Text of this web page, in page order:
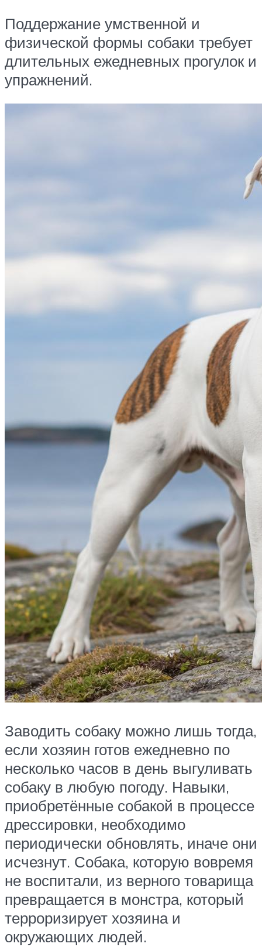
Поддержание умственной и
физической формы собаки требует
длительных ежедневных прогулок и
упражнений.
Заводить собаку можно лишь тогда,
если хозяин готов ежедневно по
несколько часов в день выгуливать
собаку в любую погоду. Навыки,
приобретённые собакой в процессе
дрессировки, необходимо
периодически обновлять, иначе они
исчезнут. Собака, которую вовремя
не воспитали, из верного товарища
превращается в монстра, который
терроризирует хозяина и
окружающих людей.